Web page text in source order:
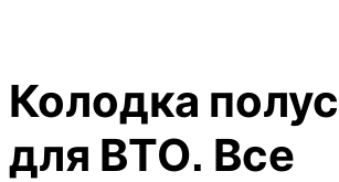
Колодка
для ВТО. Все